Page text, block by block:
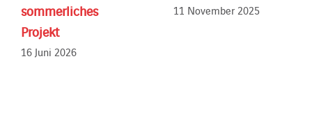
sommerliches
Projekt
16 Juni 2026
11 November 2025